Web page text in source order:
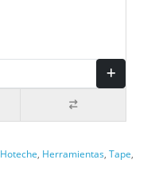
Hoteche, Herramientas, Tape,